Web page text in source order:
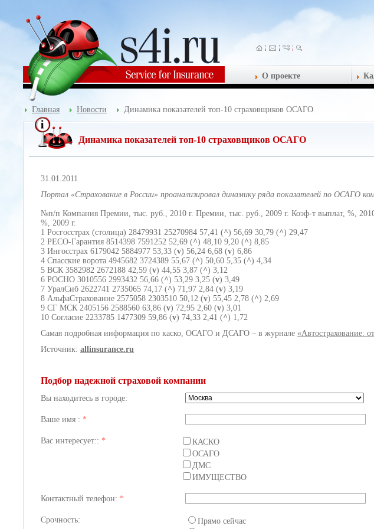
О проекте
Главная Новости Динамика показателей топ-10 страховщиков ОСАГО
Динамика показателей топ-10 страховщиков ОСАГО
31.01.2011
Портал «Страхование в России» проанализировал динамику ряда показателей по ОСАГО
№п/п Компания Премии, тыс. руб., 2010 г. Премии, тыс. руб., 2009 г. Коэф-т выплат, %,
%, 2009 г.
1 Росгосстрах (столица) 28479931 25270984 57,41 (^) 56,69 30,79 (^) 29,47
2 РЕСО-Гарантия 8514398 7591252 52,69 (^) 48,10 9,20 (^) 8,85
3 Ингосстрах 6179042 5884977 53,33 (v) 56,24 6,68 (v) 6,86
4 Спасские ворота 4945682 3724389 55,67 (^) 50,60 5,35 (^) 4,34
5 ВСК 3582982 2672188 42,59 (v) 44,55 3,87 (^) 3,12
6 РОСНО 3010556 2993432 56,66 (^) 53,29 3,25 (v) 3,49
7 УралСиб 2622741 2735065 74,17 (^) 71,97 2,84 (v) 3,19
8 АльфаСтрахование 2575058 2303510 50,12 (v) 55,45 2,78 (^) 2,69
9 СГ МСК 2405156 2588560 63,86 (v) 72,95 2,60 (v) 3,01
10 Согласие 2233785 1477309 59,86 (v) 74,33 2,41 (^) 1,72
Самая подробная информация по каско, ОСАГО и ДСАГО – в журнале «Автострахование:
Источник: allinsurance.ru
Подбор надежной страховой компании
Вы находитесь в городе:
Ваше имя : *
Вас интересует:: *
КАСКО
ОСАГО
ДМС
ИМУЩЕСТВО
Контактный телефон: *
Срочность:
Прямо сейчас